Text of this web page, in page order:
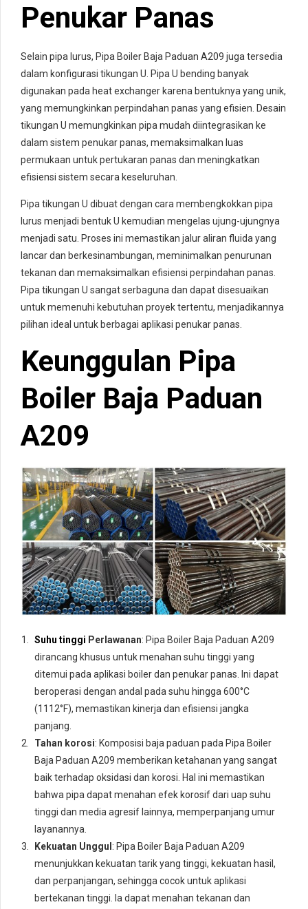
Penukar Panas
Selain pipa lurus, Pipa Boiler Baja Paduan A209 juga tersedia
dalam konfigurasi tikungan U. Pipa U bending banyak
digunakan pada heat exchanger karena bentuknya yang unik,
yang memungkinkan perpindahan panas yang efisien. Desain
tikungan U memungkinkan pipa mudah diintegrasikan ke
dalam sistem penukar panas, memaksimalkan luas
permukaan untuk pertukaran panas dan meningkatkan
efisiensi sistem secara keseluruhan.
Pipa tikungan U dibuat dengan cara membengkokkan pipa
lurus menjadi bentuk U kemudian mengelas ujung-ujungnya
menjadi satu. Proses ini memastikan jalur aliran fluida yang
lancar dan berkesinambungan, meminimalkan penurunan
tekanan dan memaksimalkan efisiensi perpindahan panas.
Pipa tikungan U sangat serbaguna dan dapat disesuaikan
untuk memenuhi kebutuhan proyek tertentu, menjadikannya
pilihan ideal untuk berbagai aplikasi penukar panas.
Keunggulan Pipa
Boiler Baja Paduan
A209
Suhu tinggi Perlawanan: Pipa Boiler Baja Paduan A209
dirancang khusus untuk menahan suhu tinggi yang
ditemui pada aplikasi boiler dan penukar panas. Ini dapat
beroperasi dengan andal pada suhu hingga 600°C
(1112°F), memastikan kinerja dan efisiensi jangka
panjang.
Tahan korosi: Komposisi baja paduan pada Pipa Boiler
Baja Paduan A209 memberikan ketahanan yang sangat
baik terhadap oksidasi dan korosi. Hal ini memastikan
bahwa pipa dapat menahan efek korosif dari uap suhu
tinggi dan media agresif lainnya, memperpanjang umur
layanannya.
Kekuatan Unggul : Pipa Boiler Baja Paduan A209
menunjukkan kekuatan tarik yang tinggi, kekuatan hasil,
dan perpanjangan, sehingga cocok untuk aplikasi
bertekanan tinggi. Ia dapat menahan tekanan dan